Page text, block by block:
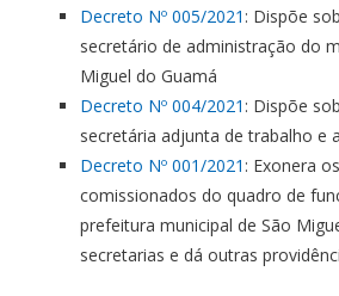
Decreto Nº 005/2021 : Dispõe
secretário de administração do
Miguel do Guamá
Decreto Nº 004/2021 : Dispõe
secretária adjunta de trabalho e
Decreto Nº 001/2021 : Exonera
comissionados do quadro de
prefeitura municipal de São
secretarias e dá outras